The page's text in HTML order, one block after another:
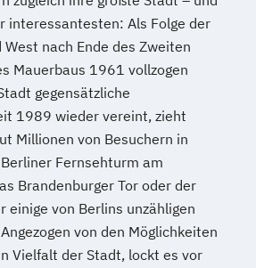
interessantesten: Als Folge der
West nach Ende des Zweiten
Mauerbaus 1961 vollzogen
gegensätzliche
1989 wieder vereint, zieht
Millionen von Besuchern in
Fernsehturm am
Brandenburger Tor oder der
einige von Berlins unzähligen
von den Möglichkeiten
Vielfalt der Stadt, lockt es vor